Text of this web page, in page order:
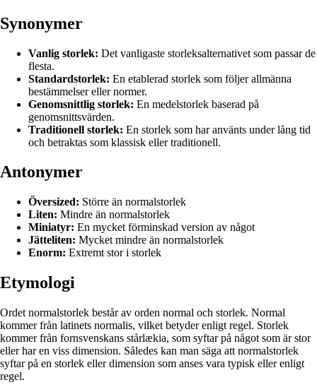
Synonymer
Vanlig storlek: Det vanligaste storleksalternativet som passar de
flesta.
Standardstorlek: En etablerad storlek som följer allmänna
bestämmelser eller normer.
Genomsnittlig storlek: En medelstorlek baserad på
genomsnittsvärden.
Traditionell storlek: En storlek som har använts under lång tid
och betraktas som klassisk eller traditionell.
Antonymer
Översized: Större än normalstorlek
Liten: Mindre än normalstorlek
Miniatyr: En mycket förminskad version av något
Jätteliten: Mycket mindre än normalstorlek
Enorm: Extremt stor i storlek
Etymologi
Ordet normalstorlek består av orden normal och storlek. Normal
kommer från latinets normalis, vilket betyder enligt regel. Storlek
kommer från fornsvenskans stårlækia, som syftar på något som är stor
eller har en viss dimension. Således kan man säga att normalstorlek
syftar på en storlek eller dimension som anses vara typisk eller enligt
regel.